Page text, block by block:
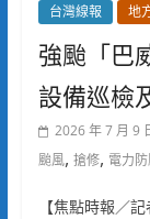
台灣線報 地
強颱「巴
設備巡檢
2026 年 7 月 9
颱風, 搶修, 電力
【焦點時報／